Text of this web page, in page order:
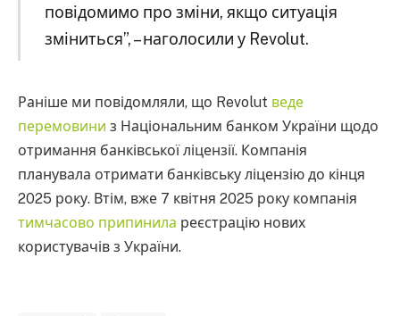
повідомимо про зміни, якщо ситуація
зміниться”, – наголосили у Revolut.
Раніше ми повідомляли, що Revolut веде
перемовини з Національним банком України щодо
отримання банківської ліцензії. Компанія
планувала отримати банківську ліцензію до кінця
2025 року. Втім, вже 7 квітня 2025 року компанія
тимчасово припинила реєстрацію нових
користувачів з України.